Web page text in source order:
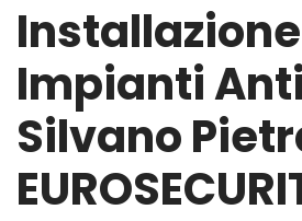
Installazione
Impianti
Silvano